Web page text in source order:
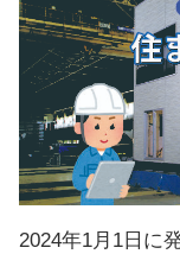
お
届
し
！
2024年1月1日に